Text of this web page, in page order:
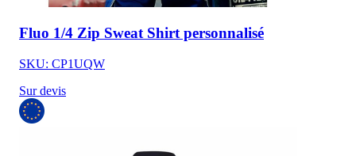
Fluo 1/4 Zip Sweat Shirt personnalisé
SKU: CP1UQW
Sur devis